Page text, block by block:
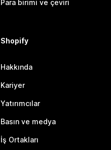
Para birimi ve çeviri
Shopify
Hakkında
Kariyer
Yatırımcılar
Basın ve medya
İş Ortakları